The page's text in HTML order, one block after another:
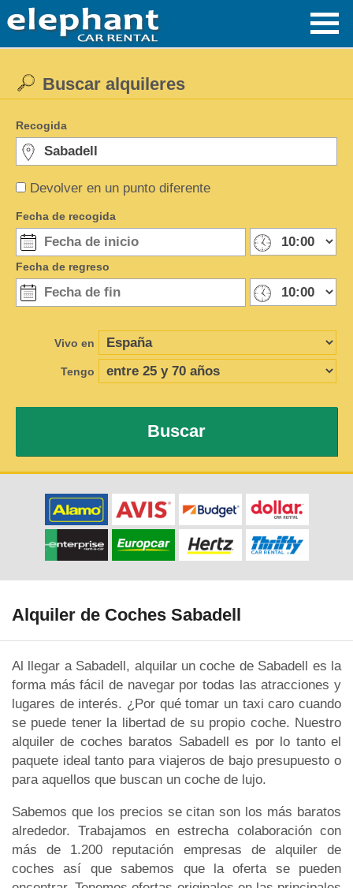
Devolver en un punto diferente
Buscar alquileres
Recogida
Fecha de recogida
Fecha de regreso
Vivo en
Tengo
Buscar
Alquiler de Coches Sabadell
Al llegar a Sabadell, alquilar un coche de Sabadell es la
forma más fácil de navegar por todas las atracciones y
lugares de interés. ¿Por qué tomar un taxi caro cuando
se puede tener la libertad de su propio coche. Nuestro
alquiler de coches baratos Sabadell es por lo tanto el
paquete ideal tanto para viajeros de bajo presupuesto o
para aquellos que buscan un coche de lujo.
Sabemos que los precios se citan son los más baratos
alrededor. Trabajamos en estrecha colaboración con
más de 1.200 reputación empresas de alquiler de
coches así que sabemos que la oferta se pueden